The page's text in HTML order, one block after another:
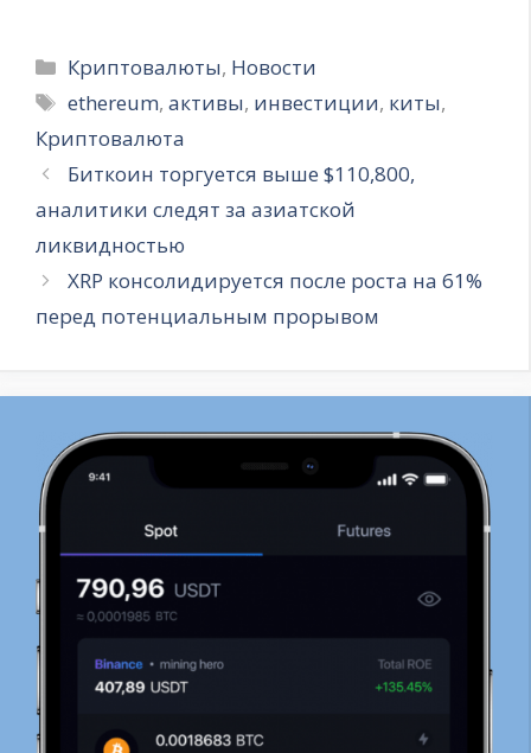
Рубрики
Криптовалюты, Новости
Метки
ethereum,активы, инвестиции, киты,
Криптовалюта
Биткоин торгуется выше $110,800,
аналитики следят за азиатской
ликвидностью
XRP консолидируется после роста на 61%
перед потенциальным прорывом